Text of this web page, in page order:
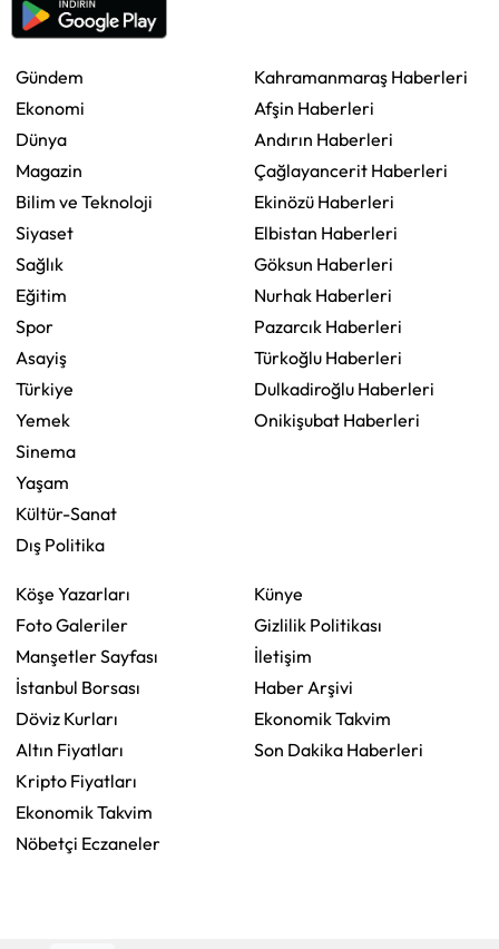
Gündem
Ekonomi
Dünya
Magazin
Bilim ve Teknoloji
Siyaset
Sağlık
Eğitim
Spor
Asayiş
Türkiye
Yemek
Sinema
Yaşam
Kültür-Sanat
Dış Politika
Kahramanmaraş Haberleri
Afşin Haberleri
Andırın Haberleri
Çağlayancerit Haberleri
Ekinözü Haberleri
Elbistan Haberleri
Göksun Haberleri
Nurhak Haberleri
Pazarcık Haberleri
Türkoğlu Haberleri
Dulkadiroğlu Haberleri
Onikişubat Haberleri
Köşe Yazarları
Foto Galeriler
Manşetler Sayfası
İstanbul Borsası
Döviz Kurları
Altın Fiyatları
Kripto Fiyatları
Ekonomik Takvim
Nöbetçi Eczaneler
Künye
Gizlilik Politikası
İletişim
Haber Arşivi
Ekonomik Takvim
Son Dakika Haberleri